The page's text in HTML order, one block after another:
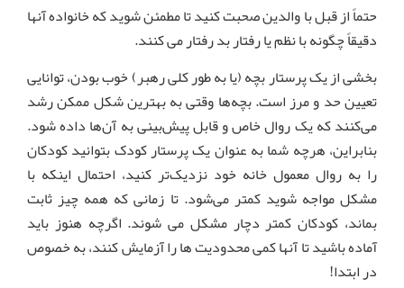
حتماً از قبل با والدین صحبت کنید تا مطمئن شوید که خانواده آنها
دقیقاً چگونه با نظم یا رفتار بد رفتار می کنند.
بخشی از یک پرستار بچه (یا به طور کلی رهبر) خوب بودن، توانایی
تعیین حد و مرز است. بچه‌ها وقتی به بهترین شکل ممکن رشد
می‌کنند که یک روال خاص و قابل پیش‌بینی به آن‌ها داده شود.
بنابراین، هرچه شما به عنوان یک پرستار کودک بتوانید کودکان
را به روال معمول خانه خود نزدیک‌تر کنید، احتمال اینکه با
مشکل مواجه شوید کمتر می‌شود. تا زمانی که همه چیز ثابت
بماند، کودکان کمتر دچار مشکل می شوند. اگرچه هنوز باید
آماده باشید تا آنها کمی محدودیت ها را آزمایش کنند، به خصوص
در ابتدا!